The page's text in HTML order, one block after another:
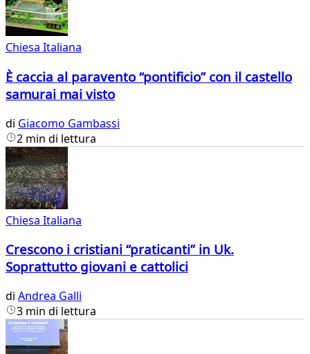
Chiesa Italiana
È caccia al paravento “pontificio” con il castello
samurai mai visto
di Giacomo Gambassi
2 min di lettura
Chiesa Italiana
Crescono i cristiani “praticanti” in Uk.
Soprattutto giovani e cattolici
di Andrea Galli
3 min di lettura